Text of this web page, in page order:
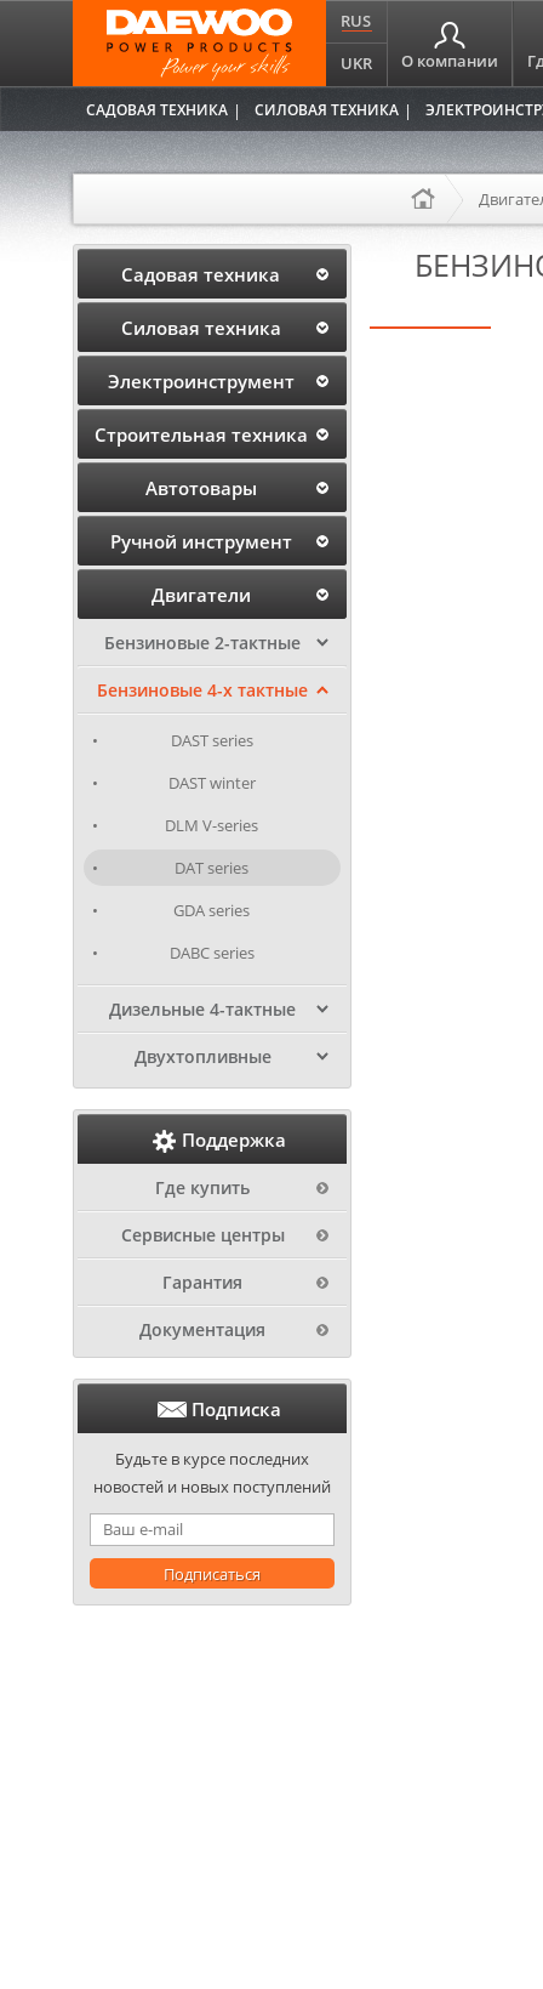
RUS
UKR
О компании
САДОВАЯ ТЕХНИКА СИЛОВАЯ ТЕХНИКА
Садовая техника
Силовая техника
Электроинструмент
Строительная техника
Автотовары
Ручной инструмент
Двигатели
Бензиновые 2-тактные
Бензиновые 4-х тактные
DAST series
DAST winter
DLM V-series
DAT series
GDA series
DABC series
Дизельные 4-тактные
Двухтопливные
Поддержка
Где купить
Сервисные центры
Гарантия
Документация
Подписка
Будьте в курсе последних
новостей и новых поступлений